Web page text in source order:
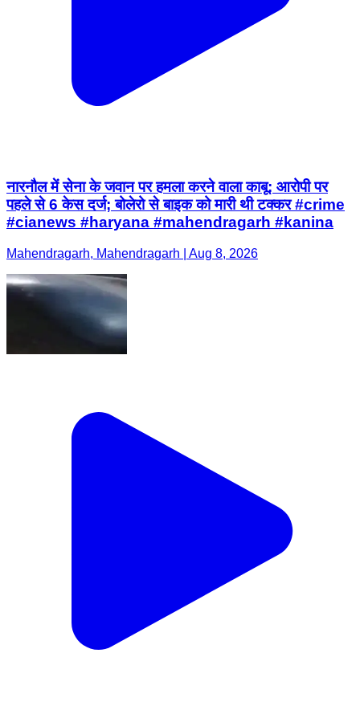
नारनौल में सेना के जवान पर हमला करने वाला काबू: आरोपी पर
पहले से 6 केस दर्ज; बोलेरो से बाइक को मारी थी टक्कर #crime
#cianews #haryana #mahendragarh #kanina
Mahendragarh, Mahendragarh | Aug 8, 2026